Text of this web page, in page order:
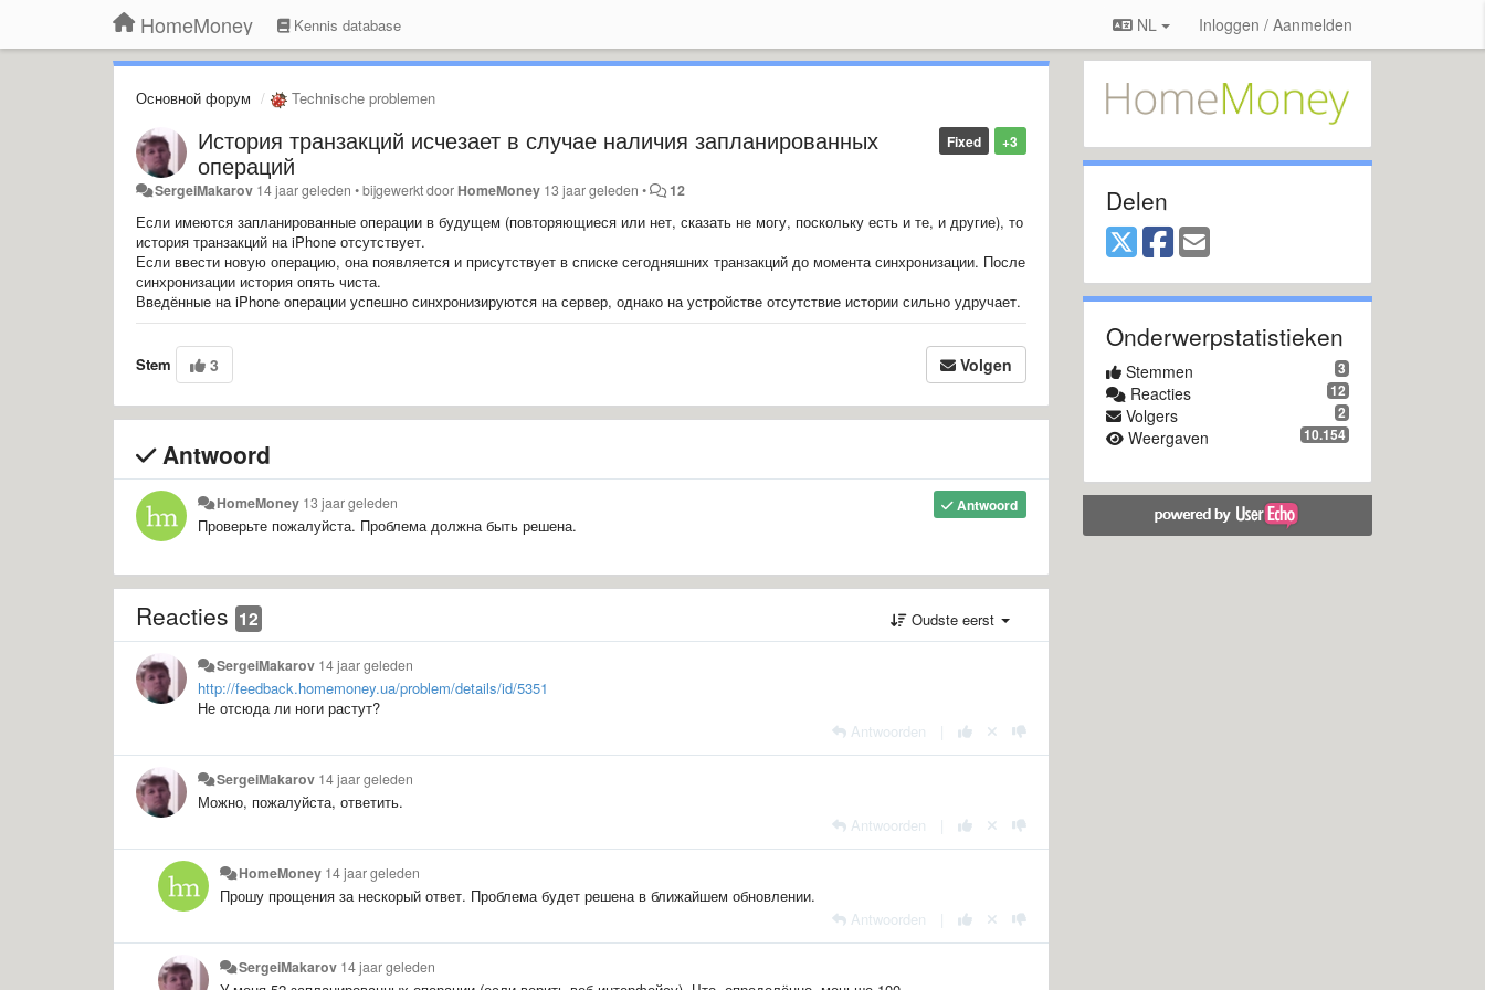
HomeMoney Kennis database NL Inloggen / Aanmelden
Основной форум Technische problemen
+3
Fixed
История транзакций исчезает в случае наличия запланированных
операций
SergeiMakarov 14 jaar geleden •bijgewerkt door HomeMoney 13 jaar geleden • 12
Если имеются запланированные операции в будущем (повторяющиеся или нет, сказать не могу, поскольку есть и те, и другие), то
история транзакций на iPhone отсутствует.
Если ввести новую операцию, она появляется и присутствует в списке сегодняшних транзакций до момента синхронизации. После
синхронизации история опять чиста.
Введённые на iPhone операции успешно синхронизируются на сервер, однако на устройстве отсутствие истории сильно удручает.
Stem 3 Volgen
Antwoord
Antwoord
HomeMoney 13 jaar geleden
Проверьте пожалуйста. Проблема должна быть решена.
Reacties 12 Oudste eerst
SergeiMakarov 14 jaar geleden
http://feedback.homemoney.ua/problem/details/id/5351
Не отсюда ли ноги растут?
Antwoorden
SergeiMakarov 14 jaar geleden
Можно, пожалуйста, ответить.
Antwoorden
HomeMoney 14 jaar geleden
Прошу прощения за нескорый ответ. Проблема будет решена в ближайшем обновлении.
Antwoorden
SergeiMakarov 14 jaar geleden
Delen
Onderwerpstatistieken
3
Stemmen
12
Reacties
2
Volgers
10.154
Weergaven